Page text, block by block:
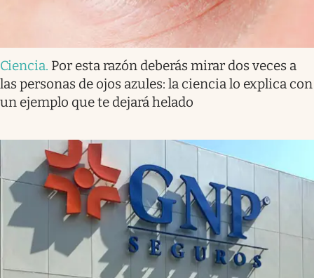
Ciencia. Por esta razón deberás mirar dos veces a
las personas de ojos azules: la ciencia lo explica con
un ejemplo que te dejará helado